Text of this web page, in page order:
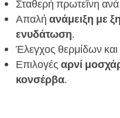
Σταθερή πρωτεΐνη
Απαλή ανάμειξη με
ενυδάτωση.
Έλεγχος θερμίδων
Επιλογές αρνί
κονσέρβα.